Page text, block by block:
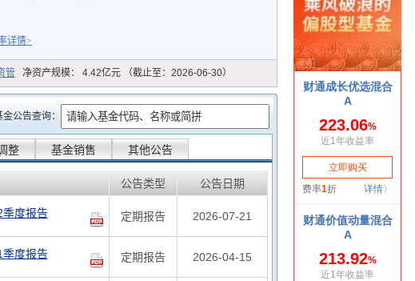
详情>
管 净资产规模： 4.42亿元 （截止至：2026-06-30）
公告查询：
整 基金销售 其他公告
公告类型 公告日期
度报告 定期报告 2026-07-21
度报告 定期报告 2026-04-15